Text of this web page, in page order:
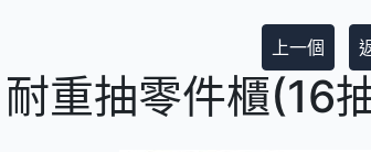
上一個
重抽零件櫃(16